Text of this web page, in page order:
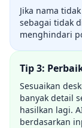
Jika nama
sebagai tidak
menghindari
Tip 3:
Sesuaikan
banyak detail
hasilkan lagi.
berdasarkan